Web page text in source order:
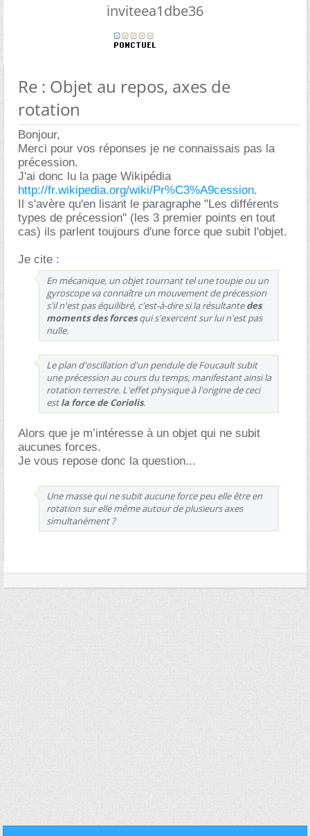
inviteea1dbe36
Re : Objet au repos, axes de
rotation
Bonjour,
Merci pour vos réponses je ne connaissais pas la
précession.
J'ai donc lu la page Wikipédia
http://fr.wikipedia.org/wiki/Pr%C3%A9cession.
Il s'avère qu'en lisant le paragraphe "Les différents
types de précession" (les 3 premier points en tout
cas) ils parlent toujours d'une force que subit l'objet.
Je cite :
En mécanique, un objet tournant tel une toupie ou un
gyroscope va connaître un mouvement de précession
s'il n'est pas équilibré, c'est-à-dire si la résultantedes
moments des forcesqui s'exercent sur lui n'est pas
nulle.
Le plan d'oscillation d'un pendule de Foucault subit
une précession au cours du temps, manifestant ainsi la
rotation terrestre. L'effet physique à l'origine de ceci
estla force de Coriolis.
Alors que je m’intéresse à un objet qui ne subit
aucunes forces.
Je vous repose donc la question...
Une masse qui ne subit aucune force peu elle être en
rotation sur elle même autour de plusieurs axes
simultanément ?